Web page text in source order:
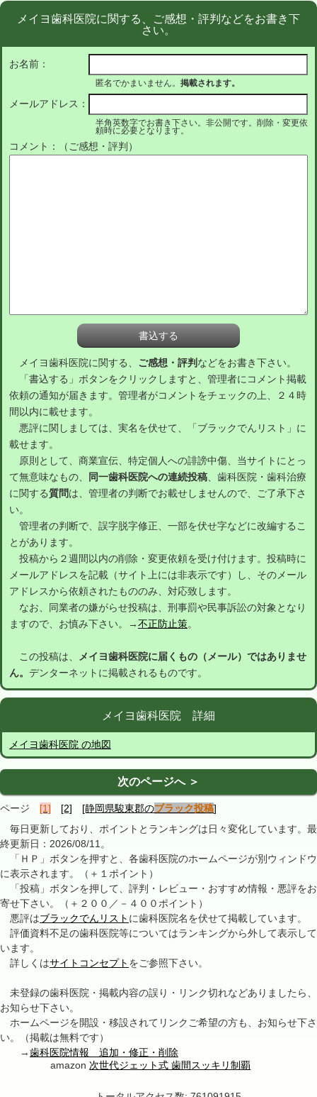
メイヨ歯科医院に関する、ご感想・評判などをお書き下
さい。
お名前：
匿名でかまいません。 掲載されます。
メールアドレス：
半角英数字でお書き下さい。非公開です。削除・変更依
頼時に必要となります。
コメント：（ご感想・評判）
メイヨ歯科医院に関する、 ご感想・評判 などをお書き下さい。
「書込する」ボタンをクリックしますと、管理者にコメント掲載
依頼の通知が届きます。管理者がコメントをチェックの上、２４時
間以内に載せます。
悪評に関しましては、実名を伏せて、「ブラックでんリスト」に
載せます。
原則として、商業宣伝、特定個人への誹謗中傷、当サイトにとっ
て無意味なもの、
同一歯科医院への連続投稿、歯科医院・歯科治療
に関する質問は、管理者の判断でお載せしませんので、ご了承下さ
い。
管理者の判断で、誤字脱字修正、一部を伏せ字などに改編するこ
とがあります。
投稿から２週間以内の削除・変更依頼を受け付けます。投稿時に
メールアドレスを記載（サイト上には非表示です）し、そのメール
アドレスから依頼されたもののみ、対応致します。
なお、同業者の嫌がらせ投稿は、刑事罰や民事訴訟の対象となり
ますので、お慎み下さい。→不正防止策。
この投稿は、 メイヨ歯科医院に届くもの（メール）ではありませ
ん。 デンターネットに掲載されるものです。
メイヨ歯科医院 詳細
メイヨ歯科医院 の地図
次のページへ ＞
ページ [1] [2] [静岡県駿東郡のブラック投稿]
毎日更新しており、ポイントとランキングは日々変化しています。最
終更新日：2026/08/11。
「ＨＰ」ボタンを押すと、各歯科医院のホームページが別ウィンドウ
に表示されます。（＋１ポイント）
「投稿」ボタンを押して、評判・レビュー・おすすめ情報・悪評をお
寄せ下さい。（＋２００／－４００ポイント）
悪評はブラックでんリスト に歯科医院名を伏せて掲載しています。
評価資料不足の歯科医院等についてはランキングから外して表示して
います。
詳しくはサイトコンセプト をご参照下さい。
未登録の歯科医院・掲載内容の誤り・リンク切れなどありましたら、
お知らせ下さい。
ホームページを開設・移設されてリンクご希望の方も、お知らせ下さ
い。（掲載は無料です）
→歯科医院情報 追加・修正・削除
amazon 次世代ジェット式 歯間スッキリ制覇